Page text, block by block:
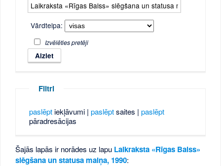
Vārdtelpa:
Izvēlēties pretēji
Filtri
paslēptiekļāvumi | paslēptsaites | paslēpt
pāradresācijas
Šajās lapās ir norādes uz lapu Laikraksta «Rīgas Balss»
slēgšana un statusa maiņa, 1990: